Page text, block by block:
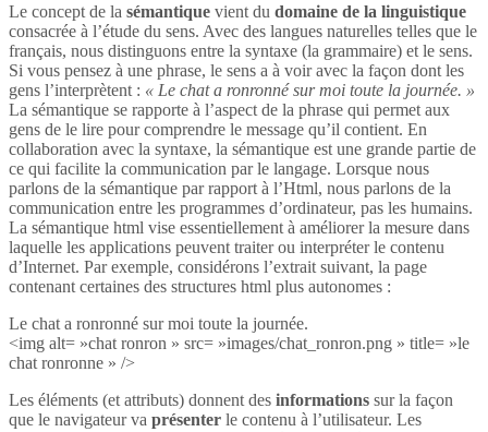
Le concept de la sémantique vient du domaine de la linguistique
consacrée à l’étude du sens. Avec des langues naturelles telles que le
français, nous distinguons entre la syntaxe (la grammaire) et le sens.
Si vous pensez à une phrase, le sens a à voir avec la façon dont les
gens l’interprètent : « Le chat a ronronné sur moi toute la journée. »
La sémantique se rapporte à l’aspect de la phrase qui permet aux
gens de le lire pour comprendre le message qu’il contient. En
collaboration avec la syntaxe, la sémantique est une grande partie de
ce qui facilite la communication par le langage. Lorsque nous
parlons de la sémantique par rapport à l’Html, nous parlons de la
communication entre les programmes d’ordinateur, pas les humains.
La sémantique html vise essentiellement à améliorer la mesure dans
laquelle les applications peuvent traiter ou interpréter le contenu
d’Internet. Par exemple, considérons l’extrait suivant, la page
contenant certaines des structures html plus autonomes :
Le chat a ronronné sur moi toute la journée.
<img alt= »chat ronron » src= »images/chat_ronron.png » title= »le
chat ronronne » />
Les éléments (et attributs) donnent des informations sur la façon
que le navigateur va présenter le contenu à l’utilisateur. Les